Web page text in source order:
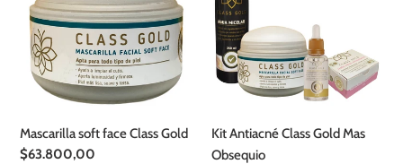
Class
Gold
Mascarilla soft face Class Gold
Precio
$63.800,00
Gold
Mas
Obsequio
Kit Antiacné Class Gold Mas
Obsequio